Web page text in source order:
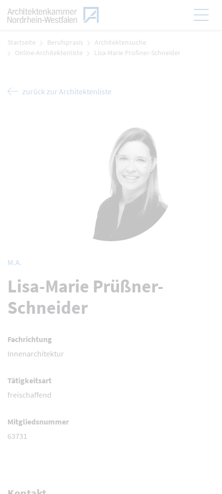
Zum Menü
Startseite Berufspraxis
Architektensuche
Online-Architektenliste
Lisa-Marie Prüßner-Schneider
zurück zur Architektenliste
M.A.
Lisa-Marie Prüßner-
Schneider
Fachrichtung
Innenarchitektur
Tätigkeitsart
freischaffend
Mitgliedsnummer
63731